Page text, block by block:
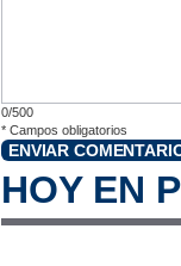
0/500
* Campos obligatorios
ENVIAR
HOY EN